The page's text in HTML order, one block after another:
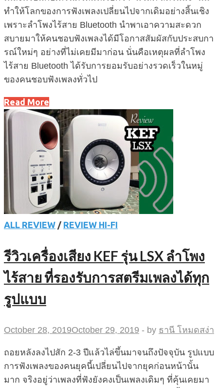
ทำให้โลกของการฟังเพลงเปลี่ยนไปจากเดิมอย่างสิ้นเชิง
เพราะลำโพงไร้สาย Bluetooth นำพาเอาความสะดวก
สบายมาให้คนชอบฟังเพลงได้มีโอกาสสัมผัสกับประสบกา
รณ์ใหม่ๆ อย่างที่ไม่เคยมีมาก่อน นั่นคือเหตุผลที่ลำโพง
ไร้สาย Bluetooth ได้รับการยอมรับอย่างรวดเร็วในหมู่
ของคนชอบฟังเพลงทั่วไป
Read More
ALL REVIEW / REVIEW HI-FI
รีวิวเครื่องเสียง KEF รุ่น LSX ลำโพง
ไร้สาย ที่รองรับการสตรีมเพลงได้ทุก
รูปแบบ
October 28, 2019October 29, 2019 - by ธานี โหมดสง่า
ถอยหลังลงไปสัก 2-3 ปีแล้วไล่ขึ้นมาจนถึงปัจจุบัน รูปแบบ
การฟังเพลงของคนยุคนี้เปลี่ยนไปจากยุคก่อนหน้านั้น
มาก จริงอยู่ว่าเพลงที่ฟังยังคงเป็นเพลงเดิมๆ ที่คุ้นเคยมา